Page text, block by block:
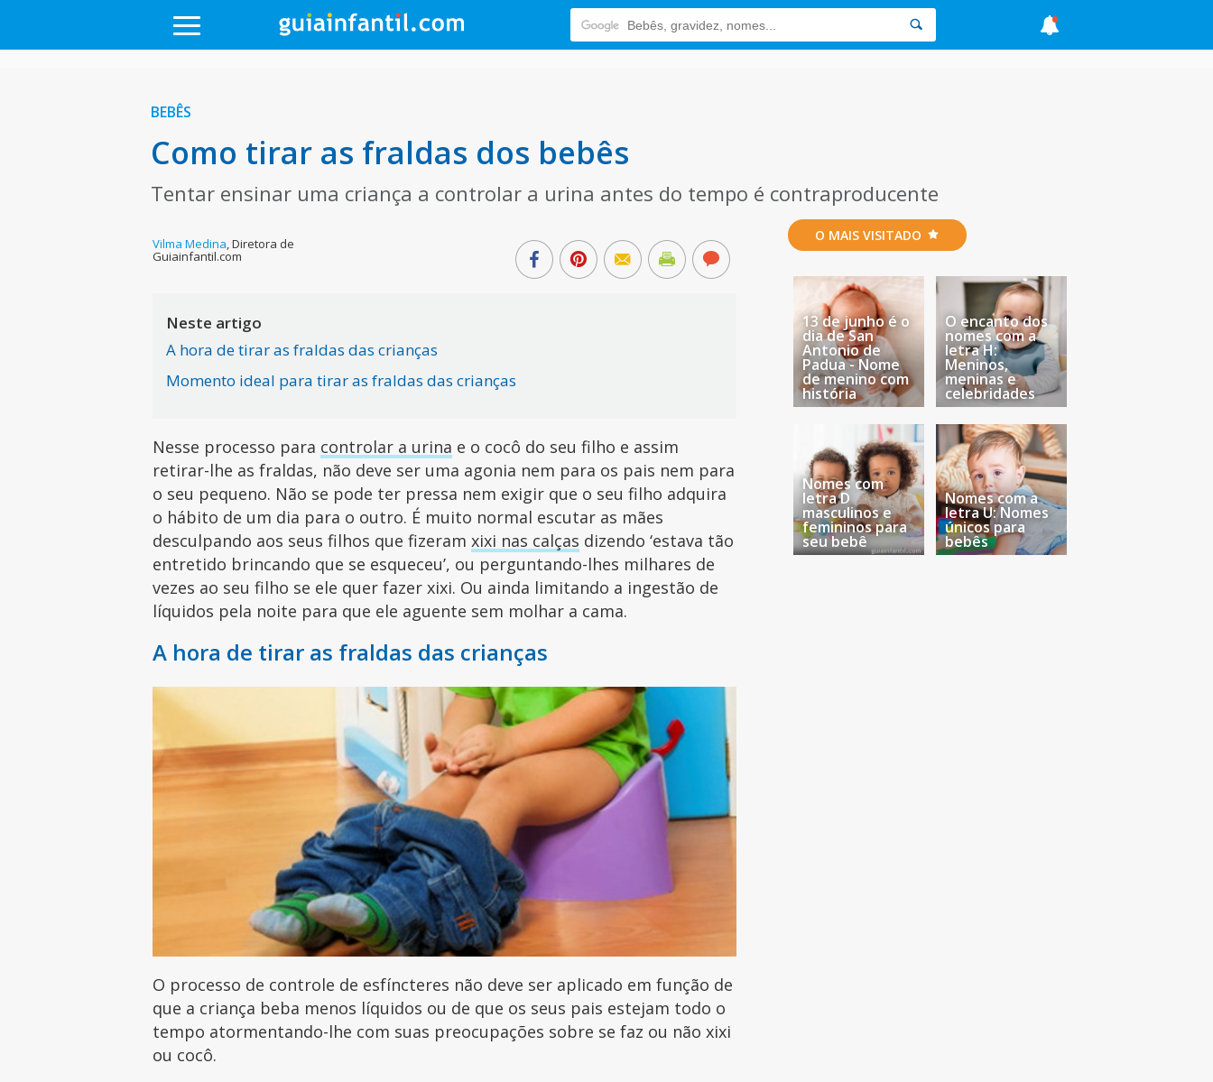
BEBÊS
Como tirar as fraldas dos bebês
Tentar ensinar uma criança a controlar a urina antes do tempo é contraproducente
Vilma Medina,Diretora de
Guiainfantil.com
Neste artigo
A hora de tirar as fraldas das crianças
Momento ideal para tirar as fraldas das crianças
Nesse processo para controlar a urina e o cocô do seu filho e assim
retirar-lhe as fraldas, não deve ser uma agonia nem para os pais nem para
o seu pequeno. Não se pode ter pressa nem exigir que o seu filho adquira
o hábito de um dia para o outro. É muito normal escutar as mães
desculpando aos seus filhos que fizeramxixi nas calças dizendo ‘estava tão
entretido brincando que se esqueceu’, ou perguntando-lhes milhares de
vezes ao seu filho se ele quer fazer xixi. Ou ainda limitando a ingestão de
líquidos pela noite para que ele aguente sem molhar a cama.
A hora de tirar as fraldas das crianças
O processo de controle de esfíncteres não deve ser aplicado em função de
que a criança beba menos líquidos ou de que os seus pais estejam todo o
tempo atormentando-lhe com suas preocupações sobre se faz ou não xixi
ou cocô.
O MAIS VISITADO
13 de junho é o
dia de San
Antonio de
Padua - Nome
de menino com
história
O encanto dos
nomes com a
letra H:
Meninos,
meninas e
celebridades
Nomes com
letra D
masculinos e
femininos para
seu bebê
Nomes com a
letra U: Nomes
únicos para
bebês